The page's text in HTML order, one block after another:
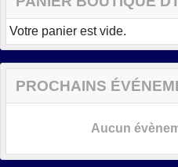
Votre panier est vide.
PROCHAINS
Aucun